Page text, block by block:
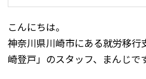
こんにちは。
神奈川県川崎市にある就労移
崎登戸」のスタッフ、まんじで